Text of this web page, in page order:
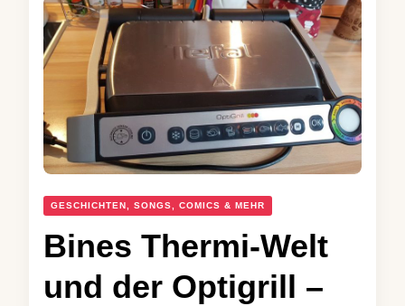
GESCHICHTEN, SONGS, COMICS & MEHR
Bines Thermi-Welt
und der Optigrill –